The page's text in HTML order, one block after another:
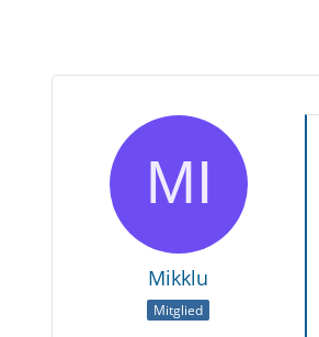
Mikklu
Mitglied